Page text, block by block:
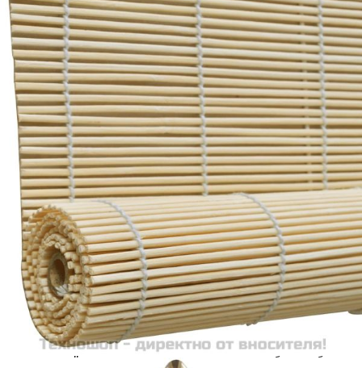
Купи на изплащане
Credit calculator
Бамбукова ролетна щора, 80x220 см, естетвен цвят
Please select credit institution
Цена на продукта: €24.00
Extraction of information from credit institutions
Предоставената таблица е с информационна цел.
Добавете продукта в количката си с бутона "Добави в
количката" и при поръчка ще можете да изберете броя
вноски на кредита.
Acest tabel are caracter informativ. Adăugați produsul în
coșul de cumpărături unde veți putea selecta detaliile
cererii de creditare.
Предоставената таблица е с информационна цел.
Добавете продукта в количката си с бутона "Добави в
количката" и при поръчка ще можете да изберете броя
вноски на кредита.
Предоставената таблица е с информационна цел.
Добавете продукта в количката си с бутона "Добави в
количката" и при поръчка ще можете да изберете броя